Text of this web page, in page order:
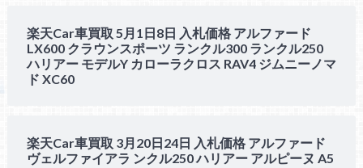
楽天Car車買取 5月1日8日 入札価格 アルファード
LX600 クラウンスポーツ ランクル300 ランクル250
ハリアー モデルY カローラクロス RAV4 ジムニーノマ
ド XC60
楽天Car車買取 3月20日24日 入札価格 アルファード
ヴェルファイアラ ンクル250 ハリアー アルピーヌ A5